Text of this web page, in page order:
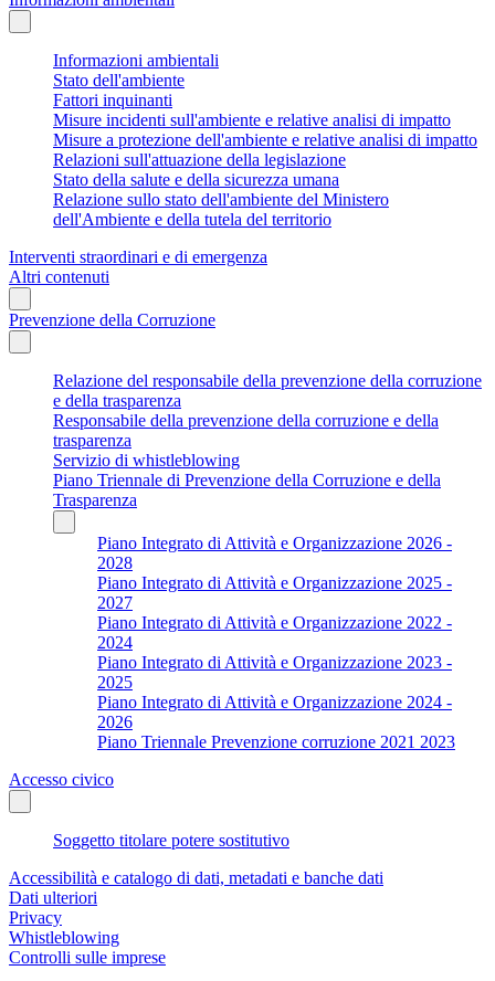
Informazioni ambientali
Stato dell'ambiente
Fattori inquinanti
Misure incidenti sull'ambiente e relative analisi di impatto
Misure a protezione dell'ambiente e relative analisi di impatto
Relazioni sull'attuazione della legislazione
Stato della salute e della sicurezza umana
Relazione sullo stato dell'ambiente del Ministero
dell'Ambiente e della tutela del territorio
Interventi straordinari e di emergenza
Altri contenuti
Prevenzione della Corruzione
Relazione del responsabile della prevenzione della corruzione
e della trasparenza
Responsabile della prevenzione della corruzione e della
trasparenza
Servizio di whistleblowing
Piano Triennale di Prevenzione della Corruzione e della
Trasparenza
Piano Integrato di Attività e Organizzazione 2026 -
2028
Piano Integrato di Attività e Organizzazione 2025 -
2027
Piano Integrato di Attività e Organizzazione 2022 -
2024
Piano Integrato di Attività e Organizzazione 2023 -
2025
Piano Integrato di Attività e Organizzazione 2024 -
2026
Piano Triennale Prevenzione corruzione 2021 2023
Accesso civico
Soggetto titolare potere sostitutivo
Accessibilità e catalogo di dati, metadati e banche dati
Dati ulteriori
Privacy
Whistleblowing
Controlli sulle imprese